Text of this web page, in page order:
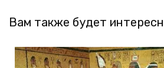
Вам также будет